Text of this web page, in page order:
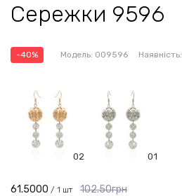
Сережки 9596
-40% Модель: 009596 Наявність:
02 01
102.50грн
61.5000 / 1 шт